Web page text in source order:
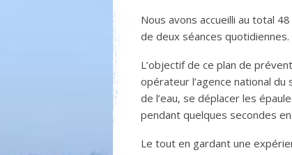
Nous avons accueilli au total
de deux séances quotidiennes.
L’objectif de ce plan de
opérateur l’agence national
de l’eau, se déplacer les
pendant quelques secondes
Le tout en gardant une